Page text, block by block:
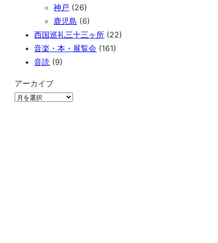
神戸 (26)
鹿児島 (6)
西国巡礼三十三ヶ所 (22)
音楽・本・展覧会 (161)
音読 (9)
アーカイブ